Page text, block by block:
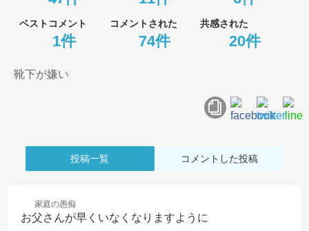
ベストコメント コメントされた 共感された
1件 74件 20件
靴下が嫌い
投稿一覧 コメントした投稿
家庭の愚痴
お父さんが早くいなくなりますように